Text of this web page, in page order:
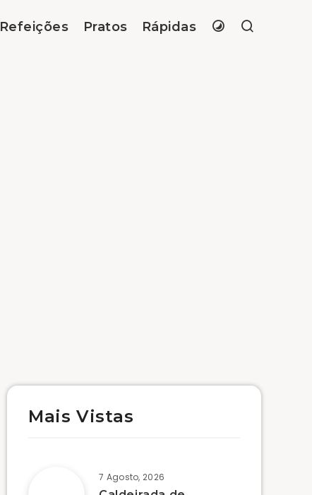
Refeições Pratos Rápidas
Mais Vistas
7 Agosto, 2026